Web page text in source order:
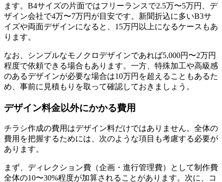
ます。B4サイズの片面ではフリーランスで2.5万〜5万円、デ
ザイン会社で4万〜7万円が目安です。新聞折込に多いB3サ
イズや両面デザインになると、15万円以上になるケースもあ
ります。
なお、シンプルなモノクロデザインであれば5,000円〜2万円
程度で依頼できる場合もあります。一方、特殊加工や高級感
のあるデザインが必要な場合は10万円を超えることもあるた
め、事前に見積もりを取って確認しておきましょう。
デザイン料金以外にかかる費用
チラシ作成の費用はデザイン料だけではありません。全体の
費用を把握するためには、次のような項目も考慮する必要が
あります。
まず、ディレクション費（企画・進行管理費）として制作費
全体の10〜30%程度が加算されることがあります。次に、コ